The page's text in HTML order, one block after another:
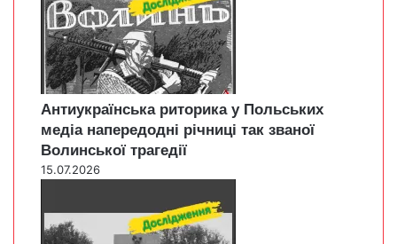
Антиукраїнська риторика у Польських
медіа напередодні річниці так званої
Волинської трагедії
15.07.2026